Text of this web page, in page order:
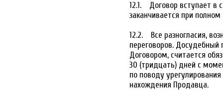
12.1. Договор вступает в
заканчивается при
12.2. Все разногласия,
переговоров.
Договором, считается
30 (тридцать) дней с
по поводу
нахождения Продавца.